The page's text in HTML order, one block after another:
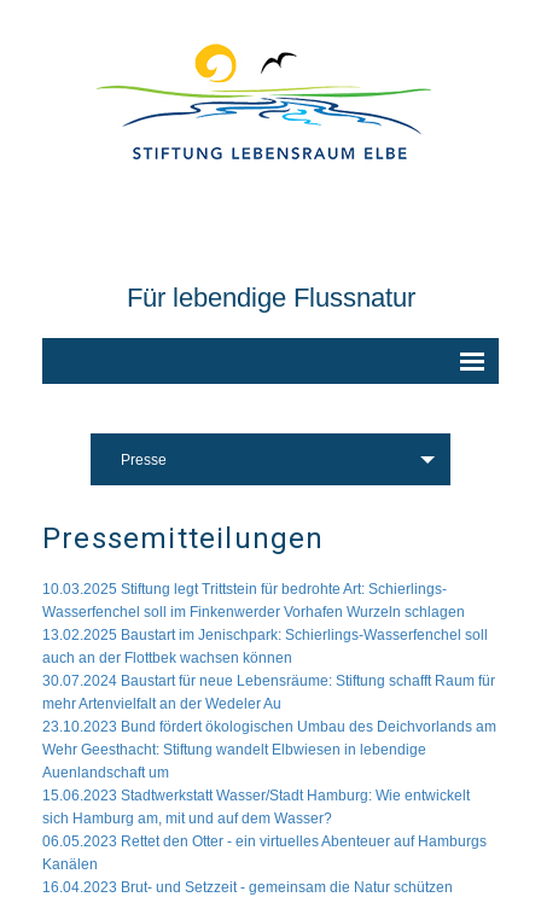
Für lebendige Flussnatur
Presse
Pressemitteilungen
10.03.2025 Stiftung legt Trittstein für bedrohte Art: Schierlings-
Wasserfenchel soll im Finkenwerder Vorhafen Wurzeln schlagen
13.02.2025 Baustart im Jenischpark: Schierlings-Wasserfenchel soll
auch an der Flottbek wachsen können
30.07.2024 Baustart für neue Lebensräume: Stiftung schafft Raum für
mehr Artenvielfalt an der Wedeler Au
23.10.2023 Bund fördert ökologischen Umbau des Deichvorlands am
Wehr Geesthacht: Stiftung wandelt Elbwiesen in lebendige
Auenlandschaft um
15.06.2023 Stadtwerkstatt Wasser/Stadt Hamburg: Wie entwickelt
sich Hamburg am, mit und auf dem Wasser?
06.05.2023 Rettet den Otter - ein virtuelles Abenteuer auf Hamburgs
Kanälen
16.04.2023 Brut- und Setzzeit - gemeinsam die Natur schützen